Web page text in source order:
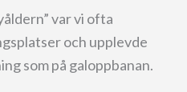
var vi ofta
och upplevde
som på galoppbanan.